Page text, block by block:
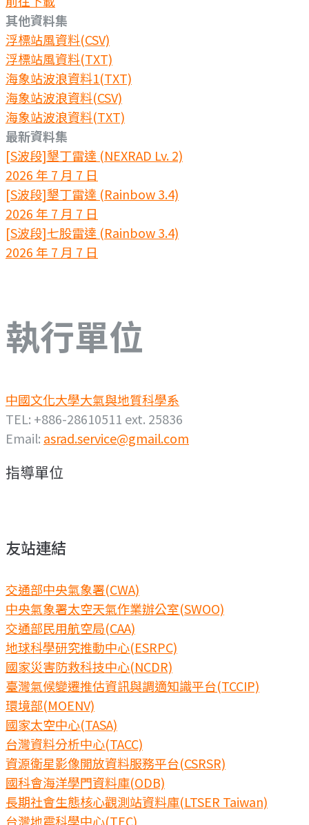
其他資料集
浮標站風資料(CSV)
浮標站風資料(TXT)
海象站波浪資料1(TXT)
海象站波浪資料(CSV)
海象站波浪資料(TXT)
最新資料集
[S波段]墾丁雷達 (NEXRAD Lv. 2)
2026 年 7 月 7 日
[S波段]墾丁雷達 (Rainbow 3.4)
2026 年 7 月 7 日
[S波段]七股雷達 (Rainbow 3.4)
2026 年 7 月 7 日
執行單位
中國文化大學大氣與地質科學系
TEL: +886-28610511 ext. 25836
Email: asrad.service@gmail.com
指導單位
友站連結
交通部中央氣象署(CWA)
中央氣象署太空天氣作業辦公室(SWOO)
交通部民用航空局(CAA)
地球科學研究推動中心(ESRPC)
國家災害防救科技中心(NCDR)
臺灣氣候變遷推估資訊與調適知識平台(TCCIP)
環境部(MOENV)
國家太空中心(TASA)
台灣資料分析中心(TACC)
資源衛星影像開放資料服務平台(CSRSR)
國科會海洋學門資料庫(ODB)
長期社會生態核心觀測站資料庫(LTSER Taiwan)
台灣地震科學中心(TEC)